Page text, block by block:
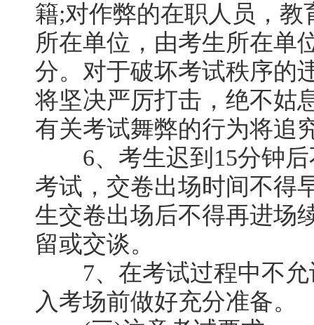
籍;对作弊的在职人员，
所在单位，由考生所在单
分。对于破坏考试秩序的
将坚决严厉打击，绝不姑
有关考试舞弊的行为将追
6、考生迟到15分钟后
考试，交卷出场时间不得
生交卷出场后不得再进场
留或交谈。
7、在考试过程中不允
入考场前做好充分准备。